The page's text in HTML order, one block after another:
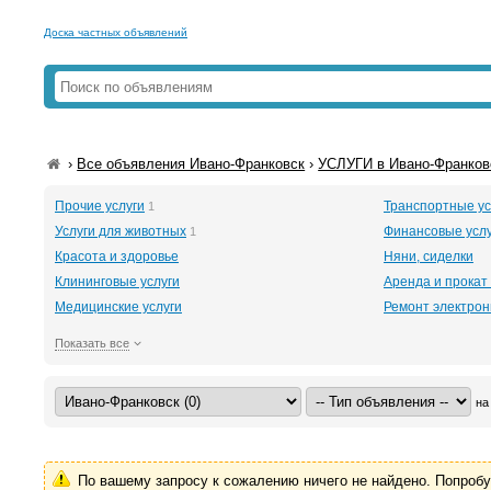
Доска частных объявлений
› Все объявления Ивано-Франковск ›УСЛУГИ в Ивано-
Прочие услуги 1
Транспортные
Услуги для животных 1
Финансовые
Красота и здоровье
Няни, сиделки
Клининговые услуги
Аренда и прокат
Медицинские услуги
Ремонт
Показать все
на
По вашему запросу к сожалению ничего не найдено.